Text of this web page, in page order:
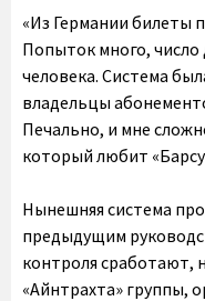
«Из Германии билеты
Попыток много, число
человека. Система
владельцы
Печально, и мне
который любит
Нынешняя система
предыдущим
контроля сработают,
«Айнтрахта» группы,